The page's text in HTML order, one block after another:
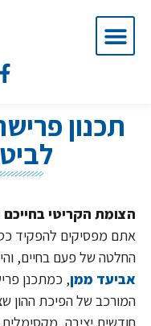
תכנון
הצומת הקריטי בחייכם
אתם מפסיקים להפקיד
החלטה של פעם בחיים,
אביעד ממן, כמתכנן
המורכב של הפיכת ההון
חודשית יציבה,